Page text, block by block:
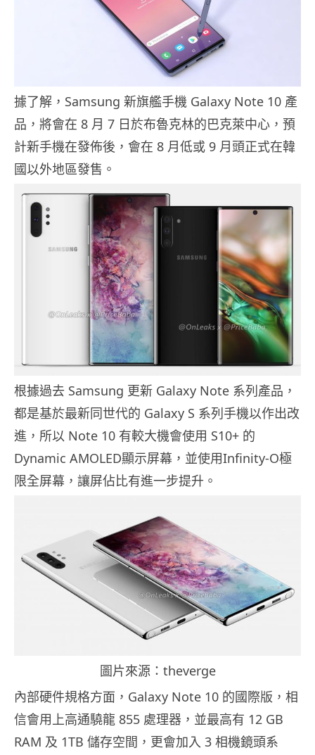
據了解，Samsung 新旗艦手機 Galaxy Note 10 產
品，將會在 8 月 7 日於布魯克林的巴克萊中心，預
計新手機在發佈後，會在 8 月低或 9 月頭正式在韓
國以外地區發售。
根據過去 Samsung 更新 Galaxy Note 系列產品，
都是基於最新同世代的 Galaxy S 系列手機以作出改
進，所以 Note 10 有較大機會使用 S10+ 的
Dynamic AMOLED顯示屏幕，並使用Infinity-O極
限全屏幕，讓屏佔比有進一步提升。
圖片來源：theverge
內部硬件規格方面，Galaxy Note 10 的國際版，相
信會用上高通驍龍 855 處理器，並最高有 12 GB
RAM 及 1TB 儲存空間，更會加入 3 相機鏡頭系